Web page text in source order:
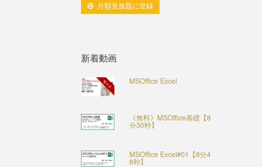
月額見放題に登録
新着動画
セット MSOffice Excel
《無料》MSOffice基礎【8
分30秒】
MSOffice Excel#01【8分4
8秒】